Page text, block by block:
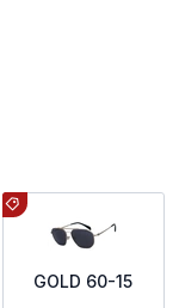
GOLD 60-15